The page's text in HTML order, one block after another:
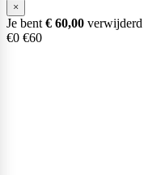
×
Je bent € 60,00 verwijderd
€0 €60